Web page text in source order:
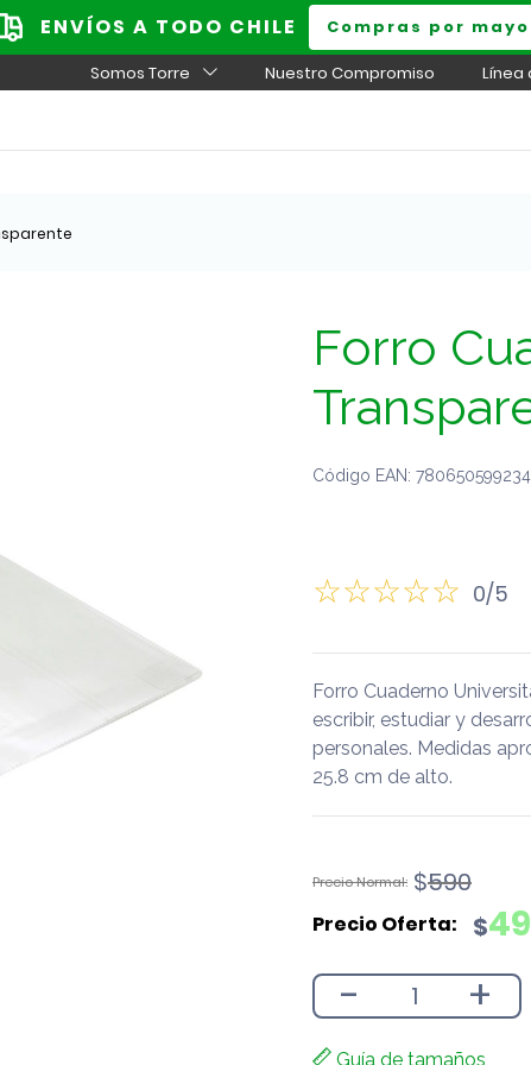
ENVÍOS A TODO CHILE Compras por
Somos Torre Nuestro Compromiso Línea
Forro
Código EAN:
0/5
Forro Cuaderno
escribir, estudiar y
personales. Medidas
25.8 cm de alto.
$590
El
original
$590.
$
El
actual
$490.
- +
Guía de tamaños